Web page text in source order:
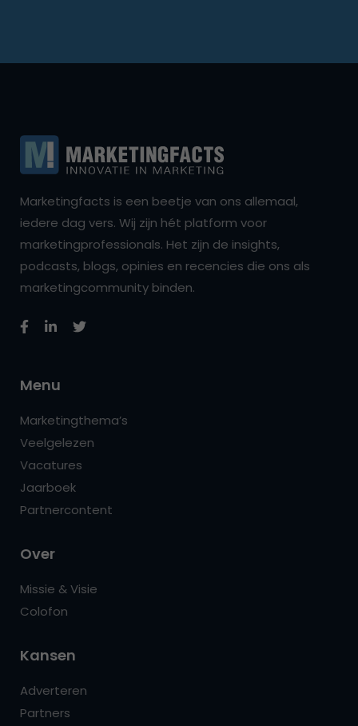
Marketingfacts is een beetje van ons allemaal,
iedere dag vers. Wij zijn hét platform voor
marketingprofessionals. Het zijn de insights,
podcasts, blogs, opinies en recencies die ons als
marketingcommunity binden.
Menu
Marketingthema’s
Veelgelezen
Vacatures
Jaarboek
Partnercontent
Over
Missie & Visie
Colofon
Kansen
Adverteren
Partners